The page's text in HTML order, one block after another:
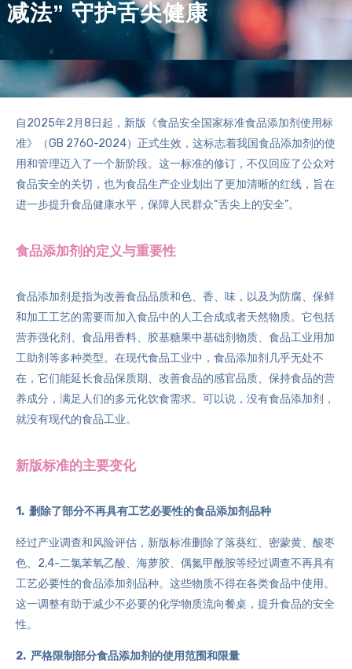
减法” 守护舌尖健康
自2025年2月8日起，新版《食品安全国家标准食品添加剂使用标
准》（GB 2760-2024）正式生效，这标志着我国食品添加剂的使
用和管理迈入了一个新阶段。这一标准的修订，不仅回应了公众对
食品安全的关切，也为食品生产企业划出了更加清晰的红线，旨在
进一步提升食品健康水平，保障人民群众“舌尖上的安全”。
食品添加剂的定义与重要性
食品添加剂是指为改善食品品质和色、香、味，以及为防腐、保鲜
和加工工艺的需要而加入食品中的人工合成或者天然物质。它包括
营养强化剂、食品用香料、胶基糖果中基础剂物质、食品工业用加
工助剂等多种类型。在现代食品工业中，食品添加剂几乎无处不
在，它们能延长食品保质期、改善食品的感官品质、保持食品的营
养成分，满足人们的多元化饮食需求。可以说，没有食品添加剂，
就没有现代的食品工业。
新版标准的主要变化
1. 删除了部分不再具有工艺必要性的食品添加剂品种
经过产业调查和风险评估，新版标准删除了落葵红、 密蒙黄、酸枣
色、2,4-二氯苯氧乙酸、海萝胶、 偶氮甲酰胺等经过调查不再具有
工艺必要性的食品添加剂品种。这些物质不得在各类食品中使用。
这一调整有助于减少不必要的化学物质流向餐桌，提升食品的安全
性。
2. 严格限制部分食品添加剂的使用范围和限量